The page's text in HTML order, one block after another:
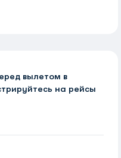
вылетом в
на рейсы